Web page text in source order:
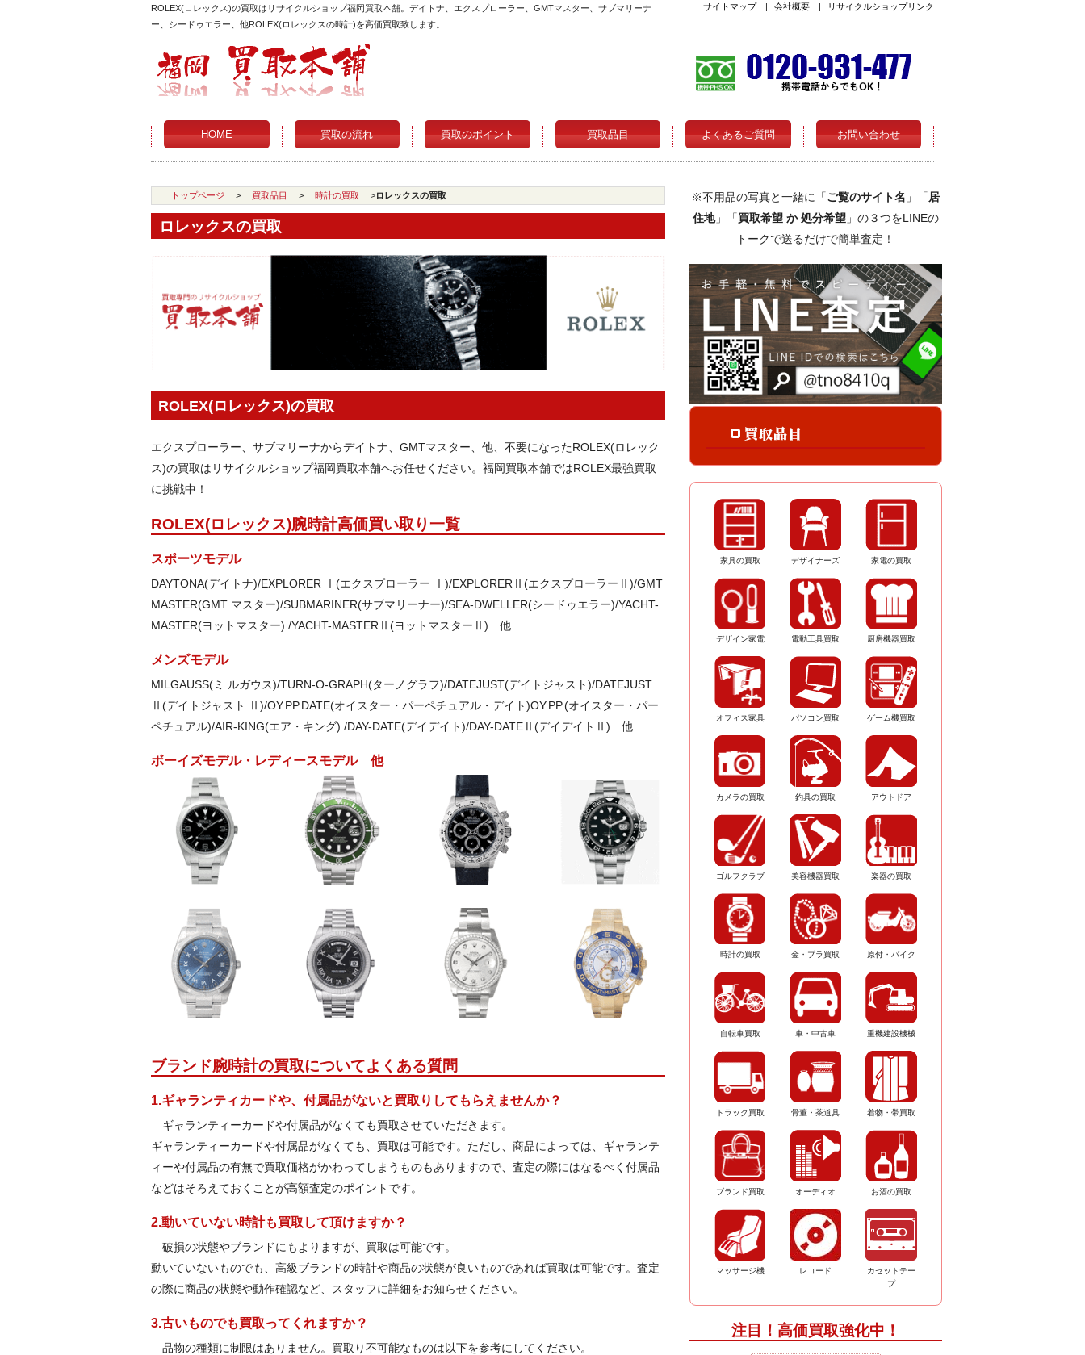
ROLEX(ロレックス)の買取はリサイクルショップ福岡買取本舗。デイトナ、エクスプローラー、GMTマスター、サブマリーナ
ー、シードゥエラー、他ROLEX(ロレックスの時計)を高価買取致します。
サイトマップ| 会社概要 | リサイクルショップリンク
HOME 買取の流れ 買取のポイント 買取品目 よくあるご質問 お問い合わせ
トップページ > 買取品目 > 時計の買取 >ロレックスの買取
ロレックスの買取
ROLEX(ロレックス)の買取
エクスプローラー、サブマリーナからデイトナ、GMTマスター、他、不要になったROLEX(ロレック
ス)の買取はリサイクルショップ福岡買取本舗へお任せください。福岡買取本舗ではROLEX最強買取
に挑戦中！
ROLEX(ロレックス)腕時計高価買い取り一覧
スポーツモデル
DAYTONA(デイトナ)/EXPLORER Ⅰ(エクスプローラー Ⅰ)/EXPLORERⅡ(エクスプローラーⅡ)/GMT
MASTER(GMT マスター)/SUBMARINER(サブマリーナー)/SEA-DWELLER(シードゥエラー)/YACHT-
MASTER(ヨットマスター) /YACHT-MASTERⅡ(ヨットマスターⅡ) 他
メンズモデル
MILGAUSS(ミ ルガウス)/TURN-O-GRAPH(ターノグラフ)/DATEJUST(デイトジャスト)/DATEJUST
Ⅱ(デイトジャスト Ⅱ)/OY.PP.DATE(オイスター・パーペチュアル・デイト)OY.PP.(オイスター・パー
ペチュアル)/AIR-KING(エア・キング) /DAY-DATE(デイデイト)/DAY-DATEⅡ(デイデイトⅡ) 他
ボーイズモデル・レディースモデル 他
ブランド腕時計の買取についてよくある質問
1.ギャランティカードや、付属品がないと買取りしてもらえませんか？
ギャランティーカードや付属品がなくても買取させていただきます。
ギャランティーカードや付属品がなくても、買取は可能です。ただし、商品によっては、ギャランテ
ィーや付属品の有無で買取価格がかわってしまうものもありますので、査定の際にはなるべく付属品
などはそろえておくことが高額査定のポイントです。
2.動いていない時計も買取して頂けますか？
破損の状態やブランドにもよりますが、買取は可能です。
動いていないものでも、高級ブランドの時計や商品の状態が良いものであれば買取は可能です。査定
の際に商品の状態や動作確認など、スタッフに詳細をお知らせください。
3.古いものでも買取ってくれますか？
品物の種類に制限はありません。買取り不可能なものは以下を参考にしてください。
※不用品の写真と一緒に「ご覧のサイト名 」「 居
住地」「買取希望 か 処分希望」の３つをLINEの
トークで送るだけで簡単査定！
家具の買取 デザイナーズ 家電の買取
デザイン家電 電動工具買取 厨房機器買取
オフィス家具 パソコン買取 ゲーム機買取
カメラの買取 釣具の買取 アウトドア
ゴルフクラブ 美容機器買取 楽器の買取
時計の買取 金・プラ買取 原付・バイク
自転車買取 車・中古車 重機建設機械
トラック買取 骨董・茶道具 着物・帯買取
ブランド買取 オーディオ お酒の買取
マッサージ機 レコード
カセットテー
プ
注目！高価買取強化中！